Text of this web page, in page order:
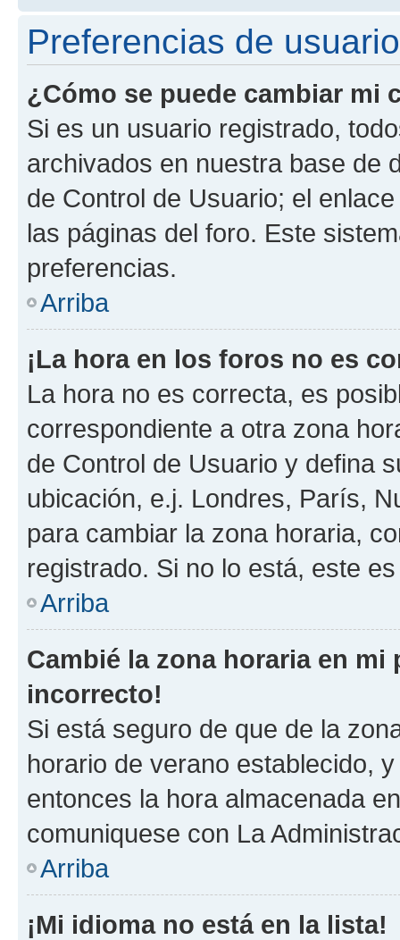
Preferencias de
¿Cómo se puede cambiar mi
Si es un usuario registrado,
archivados en nuestra base de
de Control de Usuario; el
las páginas del foro. Este
preferencias.
Arriba
¡La hora en los foros no es
La hora no es correcta, es
correspondiente a otra zona
de Control de Usuario y defina
ubicación, e.j. Londres, París,
para cambiar la zona horaria,
registrado. Si no lo está, este
Arriba
Cambié la zona horaria en
incorrecto!
Si está seguro de que de la
horario de verano establecido,
entonces la hora almacenada
comuniquese con La
Arriba
¡Mi idioma no está en la lista!